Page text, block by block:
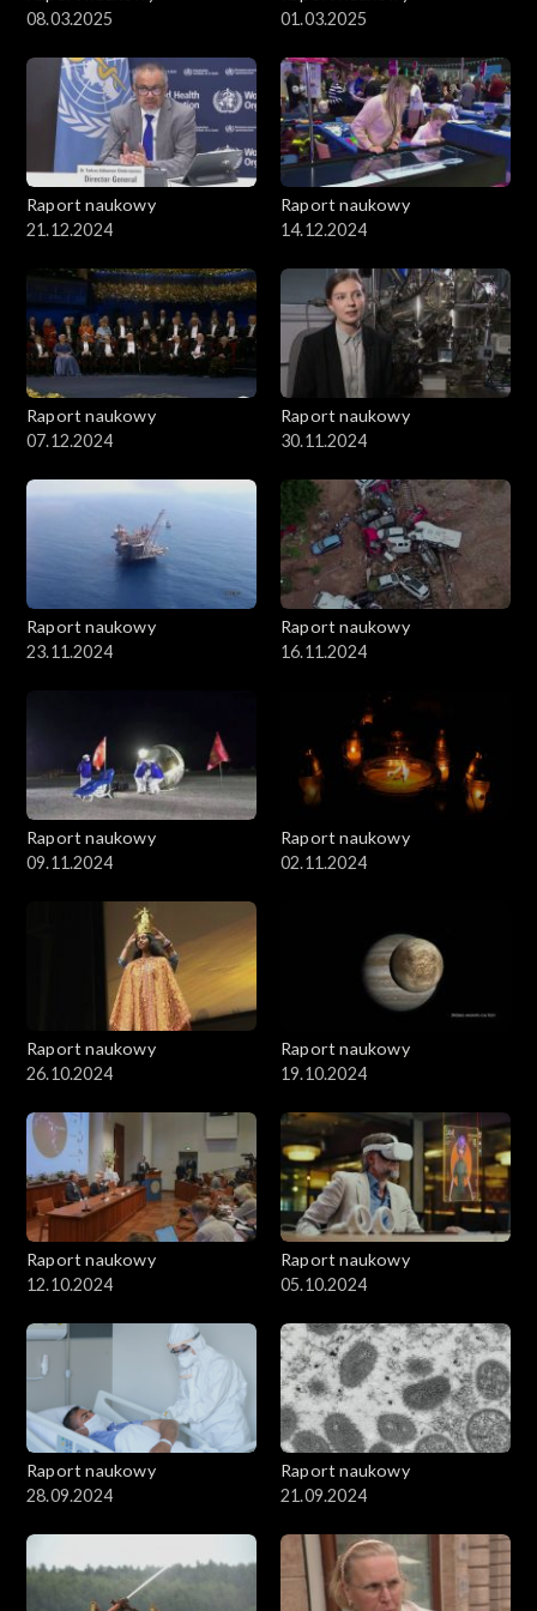
08.03.2025
01.03.2025
Raport naukowy
21.12.2024
Raport naukowy
14.12.2024
Raport naukowy
07.12.2024
Raport naukowy
30.11.2024
Raport naukowy
23.11.2024
Raport naukowy
16.11.2024
Raport naukowy
09.11.2024
Raport naukowy
02.11.2024
Raport naukowy
26.10.2024
Raport naukowy
19.10.2024
Raport naukowy
12.10.2024
Raport naukowy
05.10.2024
Raport naukowy
28.09.2024
Raport naukowy
21.09.2024